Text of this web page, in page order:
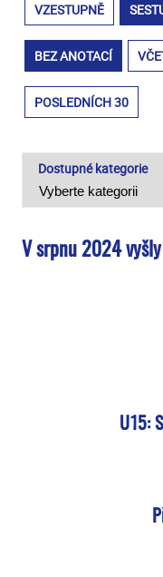
VZESTUPNĚ
BEZ ANOTACÍ
POSLEDNÍCH 30
Dostupné kategorie
V srpnu 2024
U15: